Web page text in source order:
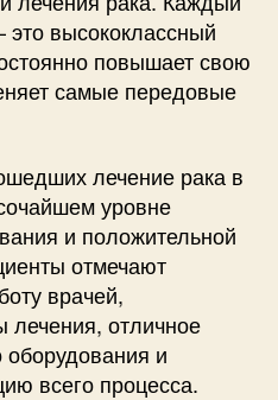
это высококлассный
повышает свою
самые передовые
лечение рака в
уровне
и положительной
отмечают
врачей,
отличное
оборудования и
всего процесса.